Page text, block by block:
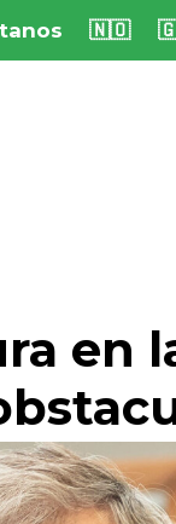
🇳🇴
en